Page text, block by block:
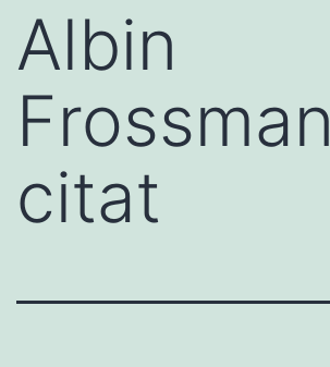
Albin
Frossman
citat